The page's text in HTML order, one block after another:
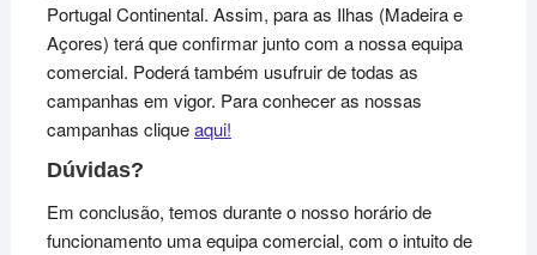
Portugal Continental. Assim, para as Ilhas (Madeira e
Açores) terá que confirmar junto com a nossa equipa
comercial. Poderá também usufruir de todas as
campanhas em vigor. Para conhecer as nossas
campanhas cliqueaqui!
Dúvidas?
Em conclusão, temos durante o nosso horário de
funcionamento uma equipa comercial, com o intuito de